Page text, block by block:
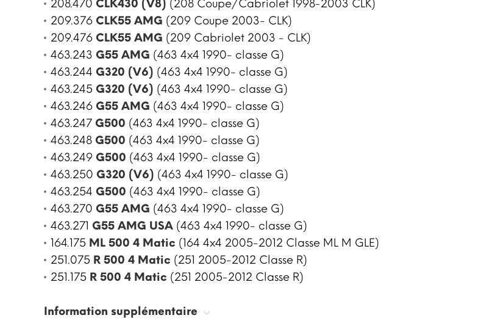
208.470 CLK430 (V8) (208 Coupe/Cabriolet 1998-2003 CLK)
209.376 CLK55 AMG (209 Coupe 2003- CLK)
209.476 CLK55 AMG (209 Cabriolet 2003 - CLK)
463.243 G55 AMG (463 4x4 1990- classe G)
463.244 G320 (V6) (463 4x4 1990- classe G)
463.245 G320 (V6) (463 4x4 1990- classe G)
463.246 G55 AMG (463 4x4 1990- classe G)
463.247 G500 (463 4x4 1990- classe G)
463.248 G500 (463 4x4 1990- classe G)
463.249 G500 (463 4x4 1990- classe G)
463.250 G320 (V6) (463 4x4 1990- classe G)
463.254 G500 (463 4x4 1990- classe G)
463.270 G55 AMG (463 4x4 1990- classe G)
463.271 G55 AMG USA (463 4x4 1990- classe G)
164.175 ML 500 4 Matic (164 4x4 2005-2012 Classe ML M GLE)
251.075 R 500 4 Matic (251 2005-2012 Classe R)
251.175 R 500 4 Matic (251 2005-2012 Classe R)
Information supplémentaire